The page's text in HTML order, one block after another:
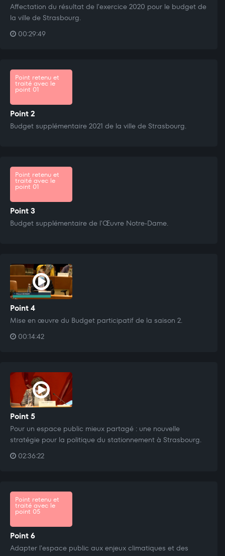
Affectation du résultat de l'exercice 2020 pour le budget de
la ville de Strasbourg.
00:29:49
Point retenu et
traité avec le
point 01
Point 2
Budget supplémentaire 2021 de la ville de Strasbourg.
Point retenu et
traité avec le
point 01
Point 3
Budget supplémentaire de l'Œuvre Notre-Dame.
Point 4
Mise en œuvre du Budget participatif de la saison 2.
00:14:42
Point 5
Pour un espace public mieux partagé : une nouvelle
stratégie pour la politique du stationnement à Strasbourg.
02:36:22
Point retenu et
traité avec le
point 05
Point 6
Adapter l'espace public aux enjeux climatiques et des